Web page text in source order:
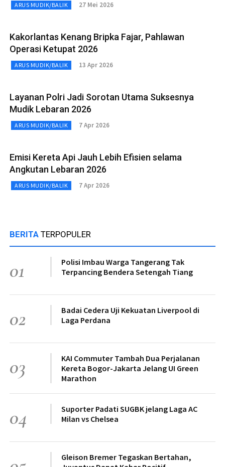
ARUS MUDIK/BALIK 27 Mei 2026
Kakorlantas Kenang Bripka Fajar, Pahlawan
Operasi Ketupat 2026
ARUS MUDIK/BALIK 13 Apr 2026
Layanan Polri Jadi Sorotan Utama Suksesnya
Mudik Lebaran 2026
ARUS MUDIK/BALIK 7 Apr 2026
Emisi Kereta Api Jauh Lebih Efisien selama
Angkutan Lebaran 2026
ARUS MUDIK/BALIK 7 Apr 2026
BERITA TERPOPULER
01
Polisi Imbau Warga Tangerang Tak
Terpancing Bendera Setengah Tiang
02
Badai Cedera Uji Kekuatan Liverpool di
Laga Perdana
03
KAI Commuter Tambah Dua Perjalanan
Kereta Bogor-Jakarta Jelang UI Green
Marathon
04
Suporter Padati SUGBK jelang Laga AC
Milan vs Chelsea
Gleison Bremer Tegaskan Bertahan,